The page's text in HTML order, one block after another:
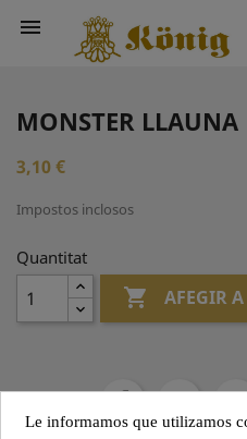

MONSTER LLAUNA
3,10 €
Impostos inclosos
Quantitat
 AFEGIR
Le informamos que utilizamos